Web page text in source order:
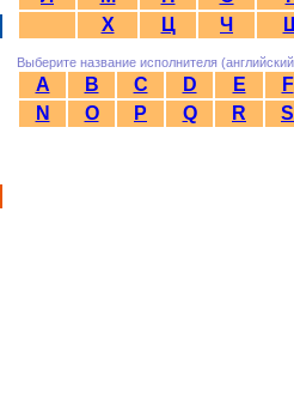
Х
Ц Ч
Выберите название исполнителя
A B C D E
F
N
O P Q R S